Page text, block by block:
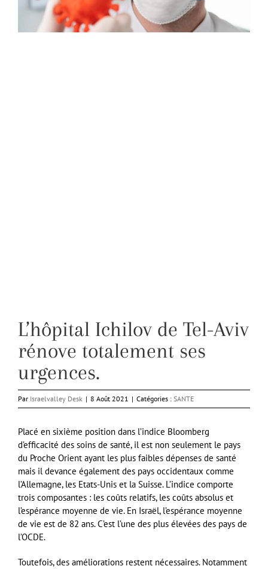
L’hôpital Ichilov de Tel-Aviv
rénove totalement ses
urgences.
Par Israelvalley Desk | 8 Août 2021 | Catégories : SANTE
Placé en sixième position dans l’indice Bloomberg
d’efficacité des soins de santé, il est non seulement le pays
du Proche Orient ayant les plus faibles dépenses de santé
mais il devance également des pays occidentaux comme
l’Allemagne, les Etats-Unis et la Suisse. L’indice comporte
trois composantes : les coûts relatifs, les coûts absolus et
l’espérance moyenne de vie. En Israël, l’espérance moyenne
de vie est de 82 ans. C’est l’une des plus élevées des pays de
l’OCDE.
Toutefois, des améliorations restent nécessaires. Notamment